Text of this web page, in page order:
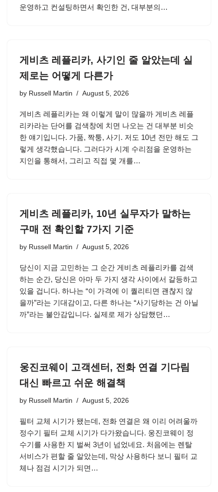
운영하고 컨설팅하면서 확인한 건, 대부분의…
게비츠 레플리카, 사기인 줄 알았는데 실
제로는 어떻게 다른가
by Russell Martin August 5, 2026
게비츠 레플리카는 왜 이렇게 말이 많을까 게비츠 레플
리카라는 단어를 검색창에 치면 나오는 건 대부분 비슷
한 얘기입니다. 가품, 짝퉁, 사기. 저도 10년 전만 해도 그
렇게 생각했습니다. 그러다가 시계 수리점을 운영하는
지인을 통해서, 그리고 직접 몇 개를…
게비츠 레플리카, 10년 실무자가 말하는
구매 전 확인할 7가지 기준
by Russell Martin August 5, 2026
당신이 지금 고민하는 그 순간 게비츠 레플리카를 검색
하는 순간, 당신은 아마 두 가지 생각 사이에서 갈등하고
있을 겁니다. 하나는 “이 가격에 이 퀄리티면 괜찮지 않
을까”라는 기대감이고, 다른 하나는 “사기당하는 건 아닐
까”라는 불안감입니다. 실제로 제가 상담했던…
웅진코웨이 고객센터, 전화 연결 기다림
대신 빠르고 쉬운 해결책
by Russell Martin August 5, 2026
필터 교체 시기가 됐는데, 전화 연결은 왜 이리 어려울까
정수기 필터 교체 시기가 다가왔습니다. 웅진코웨이 정
수기를 사용한 지 벌써 3년이 넘었네요. 처음에는 렌탈
서비스가 편할 줄 알았는데, 막상 사용하다 보니 필터 교
체나 점검 시기가 되면…